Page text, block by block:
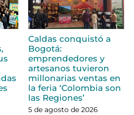
Caldas conquistó a
Bogotá:
emprendedores y
artesanos tuvieron
millonarias ventas en
la feria ‘Colombia son
las Regiones’
5 de agosto de 2026